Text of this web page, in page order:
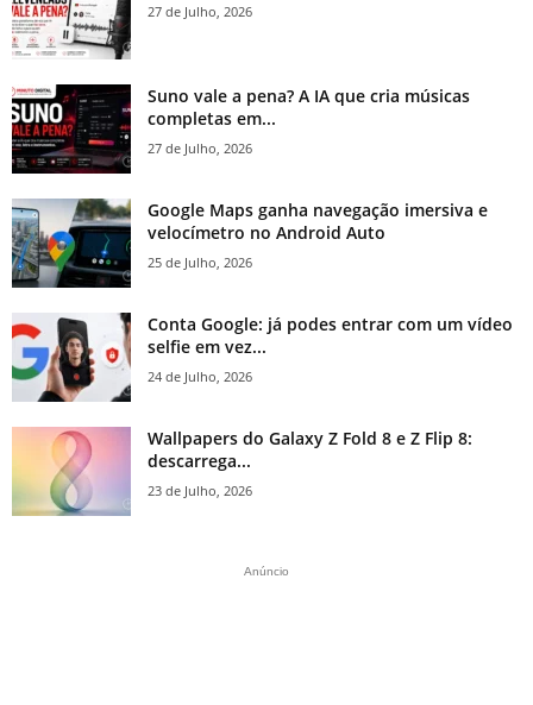
27 de Julho, 2026
Suno vale a pena? A IA que cria músicas
completas em...
27 de Julho, 2026
Google Maps ganha navegação imersiva e
velocímetro no Android Auto
25 de Julho, 2026
Conta Google: já podes entrar com um vídeo
selfie em vez...
24 de Julho, 2026
Wallpapers do Galaxy Z Fold 8 e Z Flip 8:
descarrega...
23 de Julho, 2026
Anúncio